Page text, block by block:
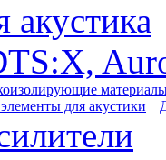
для акустики